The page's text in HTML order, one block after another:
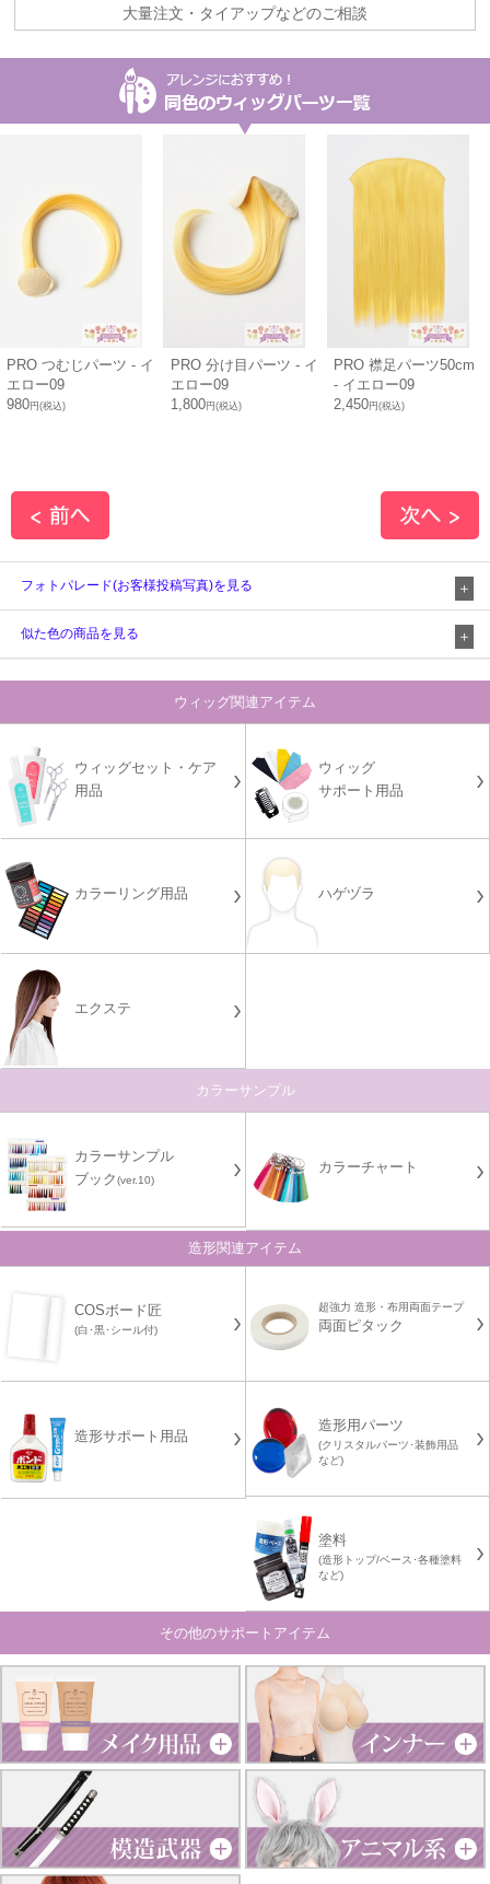
大量注文・タイアップなどのご相談
PRO つむじパーツ - イ
エロー09
980円(税込)
PRO 分け目パーツ - イ
エロー09
1,800円(税込)
PRO 襟足パーツ50cm
- イエロー09
2,450円(税込)
フォトパレード(お客様投稿写真)を見る
似た色の商品を見る
ウィッグ関連アイテム
ウィッグセット・ケア
用品
ウィッグ
サポート用品
カラーリング用品 ハゲヅラ
エクステ
カラーサンプル
カラーサンプル
ブック(ver.10)
カラーチャート
造形関連アイテム
COSボード匠
(白･黒･シール付)
超強力 造形・布用両面テープ
両面ピタック
造形サポート用品
造形用パーツ
(クリスタルパーツ･装飾用品
など)
塗料
(造形トップ/ベース･各種塗料
など)
その他のサポートアイテム